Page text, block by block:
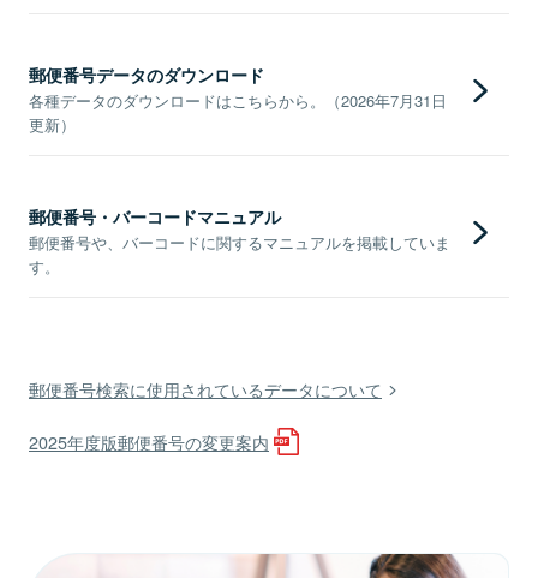
郵便番号データのダウンロード
各種データのダウンロードはこちらから。（2026年7月31日
更新）
郵便番号・バーコードマニュアル
郵便番号や、バーコードに関するマニュアルを掲載していま
す。
郵便番号検索に使用されているデータについて
2025年度版郵便番号の変更案内